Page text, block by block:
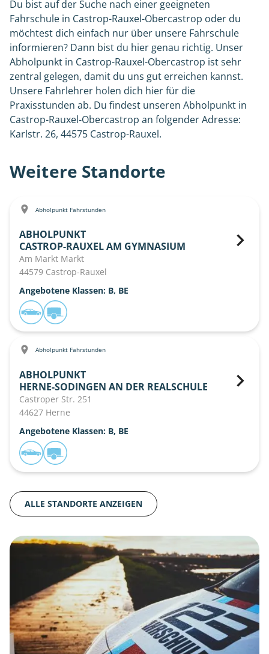
Du bist auf der Suche nach einer geeigneten
Fahrschule in Castrop-Rauxel-Obercastrop oder du
möchtest dich einfach nur über unsere Fahrschule
informieren? Dann bist du hier genau richtig. Unser
Abholpunkt in Castrop-Rauxel-Obercastrop ist sehr
zentral gelegen, damit du uns gut erreichen kannst.
Unsere Fahrlehrer holen dich hier für die
Praxisstunden ab. Du findest unseren Abholpunkt in
Castrop-Rauxel-Obercastrop an folgender Adresse:
Karlstr. 26, 44575 Castrop-Rauxel.
Weitere Standorte
Abholpunkt Fahrstunden
ABHOLPUNKT
CASTROP-RAUXEL AM GYMNASIUM
Am Markt Markt
44579 Castrop-Rauxel
Angebotene Klassen: B, BE
Abholpunkt Fahrstunden
ABHOLPUNKT
HERNE-SODINGEN AN DER REALSCHULE
Castroper Str. 251
44627 Herne
Angebotene Klassen: B, BE
ALLE STANDORTE ANZEIGEN